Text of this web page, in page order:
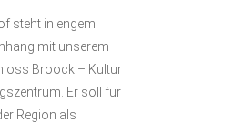
steht in engem
mit unserem
Broock – Kultur
Er soll für
Region als